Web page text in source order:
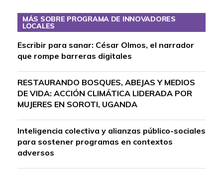
MÁS SOBRE PROGRAMA DE INNOVADORES
LOCALES
Escribir para sanar: César Olmos, el narrador
que rompe barreras digitales
RESTAURANDO BOSQUES, ABEJAS Y MEDIOS
DE VIDA: ACCIÓN CLIMÁTICA LIDERADA POR
MUJERES EN SOROTI, UGANDA
Inteligencia colectiva y alianzas público-sociales
para sostener programas en contextos
adversos